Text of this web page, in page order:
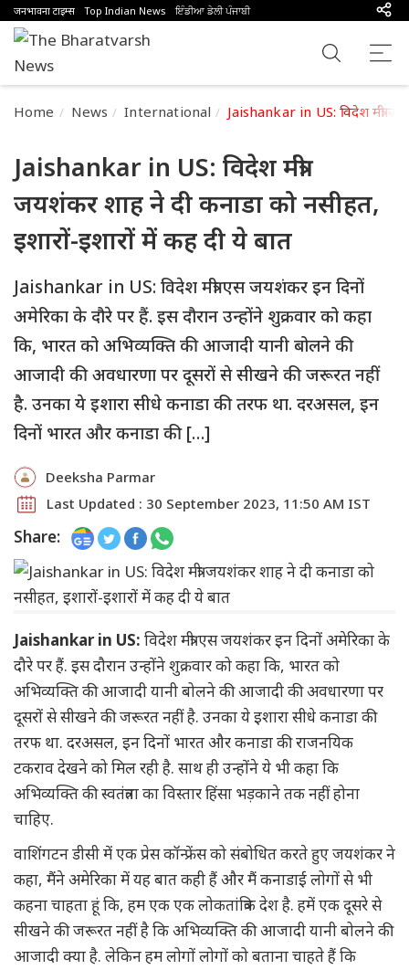
जनभावना टाइम्स Top Indian News ਇੰਡੀਆ ਡੇਲੀ ਪੰਜਾਬੀ
Home News International Jaishankar in US: विदेश मंत्री
Jaishankar in US: विदेश मंत्री
जयशंकर शाह ने दी कनाडा को नसीहत,
इशारों-इशारों में कह दी ये बात
Jaishankar in US: विदेश मंत्री एस जयशंकर इन दिनों
अमेरिका के दौरे पर हैं. इस दौरान उन्होंने शुक्रवार को कहा
कि, भारत को अभिव्यक्ति की आजादी यानी बोलने की
आजादी की अवधारणा पर दूसरों से सीखने की जरूरत नहीं
है. उनका ये इशारा सीधे कनाडा की तरफ था. दरअसल, इन
दिनों भारत और कनाडा की […]
Deeksha Parmar
Last Updated : 30 September 2023, 11:50 AM IST
Share:
Jaishankar in US: विदेश मंत्री एस जयशंकर इन दिनों अमेरिका के
दौरे पर हैं. इस दौरान उन्होंने शुक्रवार को कहा कि, भारत को
अभिव्यक्ति की आजादी यानी बोलने की आजादी की अवधारणा पर
दूसरों से सीखने की जरूरत नहीं है. उनका ये इशारा सीधे कनाडा की
तरफ था. दरअसल, इन दिनों भारत और कनाडा की राजनयिक
टकराव देखने को मिल रही है. साथ ही उन्होंने ये भी कहा कि
अभिव्यक्ति की स्वतंत्रता का विस्तार हिंसा भड़काने तक नहीं होना
चाहिए.
वाशिंगटन डीसी में एक प्रेस कॉन्फ्रेंस को संबोधित करते हुए जयशंकर ने
कहा, मैंने अमेरिका में यह बात कही हैं और मैं कनाडाई लोगों से भी
कहना चाहता हूं कि, हम एक एक लोकतांत्रिक देश है. हमें एक दूसरे से
सीखने की जरूरत नहीं है कि अभिव्यक्ति की आजादी यानी बोलने की
आजादी क्या है. लेकिन हम लोगों लोगों को बताना चाहते हैं कि